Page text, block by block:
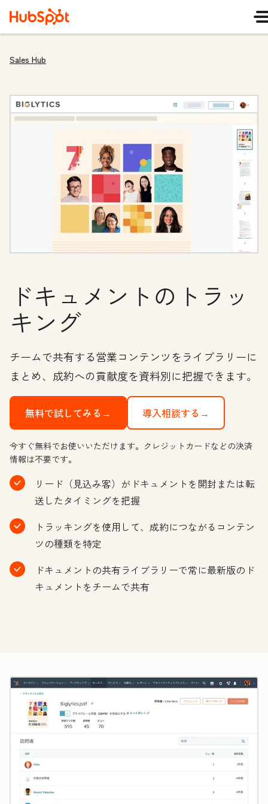
Sales Hub
ドキュメントのトラッ
キング
チームで共有する営業コンテンツをライブラリーに
まとめ、成約への貢献度を資料別に把握できます。
無料で試してみる→ 導入相談する→
今すぐ無料でお使いいただけます。クレジットカードなどの決済
情報は不要です。
リード（見込み客）がドキュメントを開封または転
送したタイミングを把握
トラッキングを使用して、成約につながるコンテン
ツの種類を特定
ドキュメントの共有ライブラリーで常に最新版のド
キュメントをチームで共有